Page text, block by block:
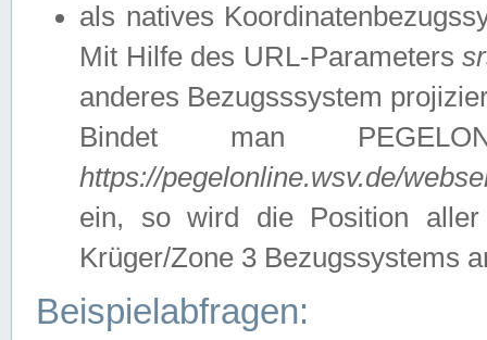
als natives
Mit Hilfe des URL-Parameters
anderes Bezugsssystem
Bindet man
https://pegelonline.wsv.de/
ein, so wird die Position
Krüger/Zone 3 Bezugssystems
Beispielabfragen: